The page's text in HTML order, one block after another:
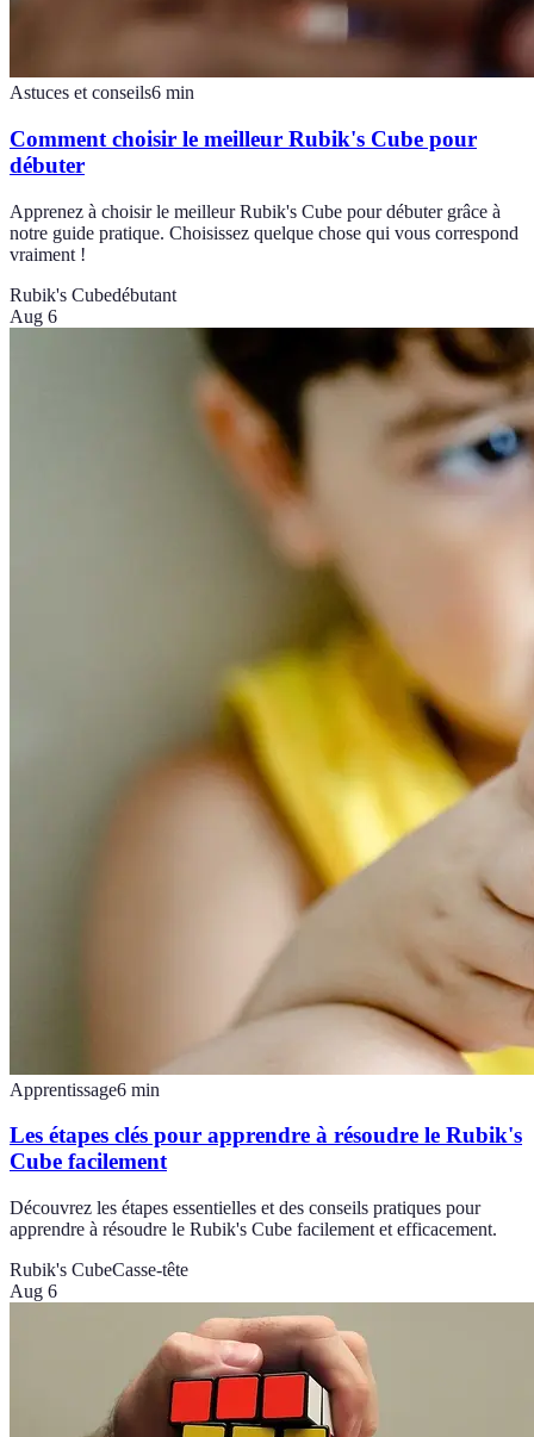
Astuces et conseils6 min
Comment choisir le meilleur Rubik's Cube pour
débuter
Apprenez à choisir le meilleur Rubik's Cube pour débuter grâce à
notre guide pratique. Choisissez quelque chose qui vous correspond
vraiment !
Rubik's Cubedébutant
Aug 6
Apprentissage6 min
Les étapes clés pour apprendre à résoudre le Rubik's
Cube facilement
Découvrez les étapes essentielles et des conseils pratiques pour
apprendre à résoudre le Rubik's Cube facilement et efficacement.
Rubik's CubeCasse-tête
Aug 6